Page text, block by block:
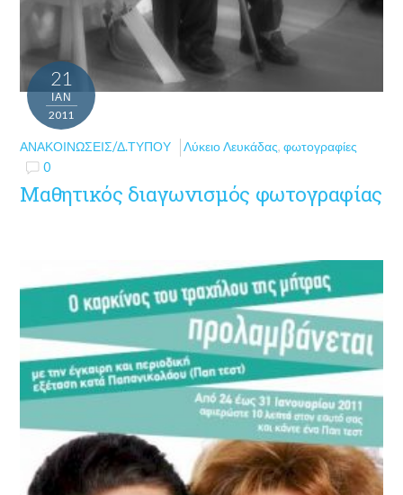
21
ΙΑΝ
2011
ΑΝΑΚΟΙΝΏΣΕΙΣ/Δ.ΤΎΠΟΥ Λύκειο Λευκάδας,φωτογραφίες
0
Μαθητικός διαγωνισμός φωτογραφίας